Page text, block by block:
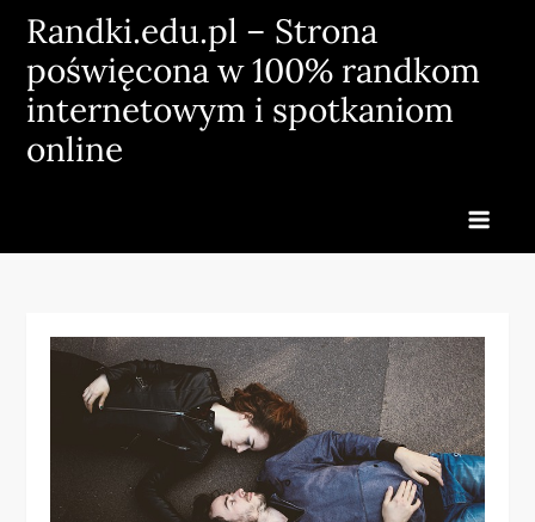
Skip
content
Randki.edu.pl – Strona
poświęcona w 100% randkom
internetowym i spotkaniom
online